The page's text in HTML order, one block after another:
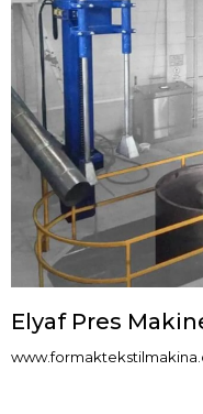
Elyaf Pres